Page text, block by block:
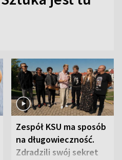
Zespół KSU ma sposób
na długowieczność.
Zdradzili swój sekret